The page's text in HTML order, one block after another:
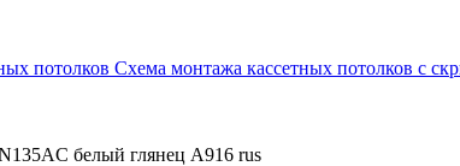
потолков Схема монтажа кассетных потолков с
белый глянец А916 rus